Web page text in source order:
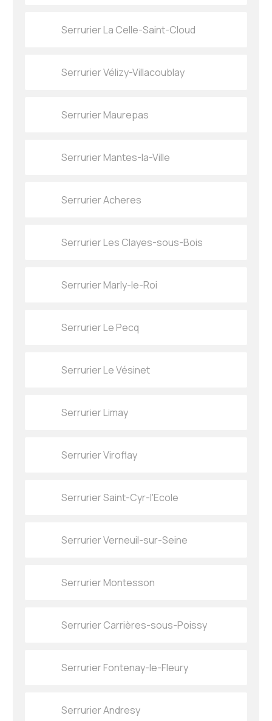
Serrurier La Celle-Saint-Cloud
Serrurier Vélizy-Villacoublay
Serrurier Maurepas
Serrurier Mantes-la-Ville
Serrurier Acheres
Serrurier Les Clayes-sous-Bois
Serrurier Marly-le-Roi
Serrurier Le Pecq
Serrurier Le Vésinet
Serrurier Limay
Serrurier Viroflay
Serrurier Saint-Cyr-l'Ecole
Serrurier Verneuil-sur-Seine
Serrurier Montesson
Serrurier Carrières-sous-Poissy
Serrurier Fontenay-le-Fleury
Serrurier Andresy